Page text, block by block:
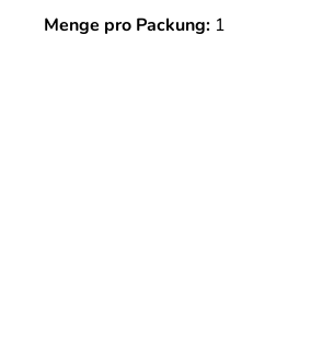
Menge pro Packung: 1